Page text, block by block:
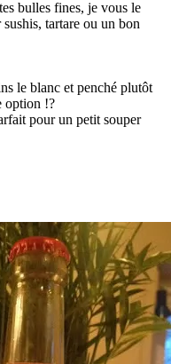
bulles fines, je vous le
tartare ou un bon
le blanc et penché plutôt
option !?
pour un petit souper